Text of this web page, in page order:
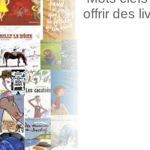
offrir des